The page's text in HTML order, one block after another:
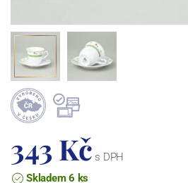
343 Kč s DPH
Skladem 6 ks